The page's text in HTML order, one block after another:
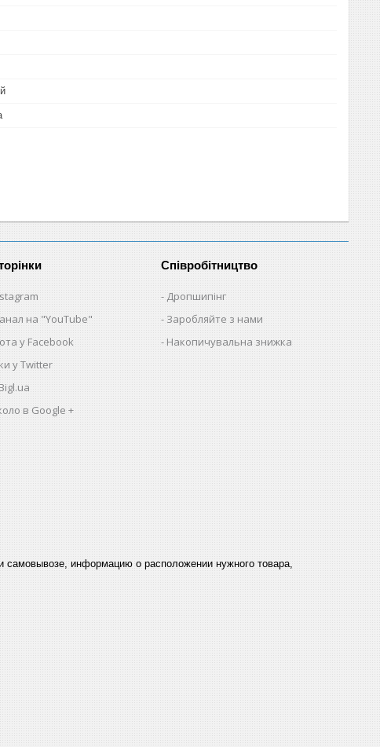
на "YouTube"
у Facebook
у Twitter
в Google +
Співробітництво
Дропшипінг
Заробляйте з нами
Накопичувальна знижка
информацию о расположении нужного товара,